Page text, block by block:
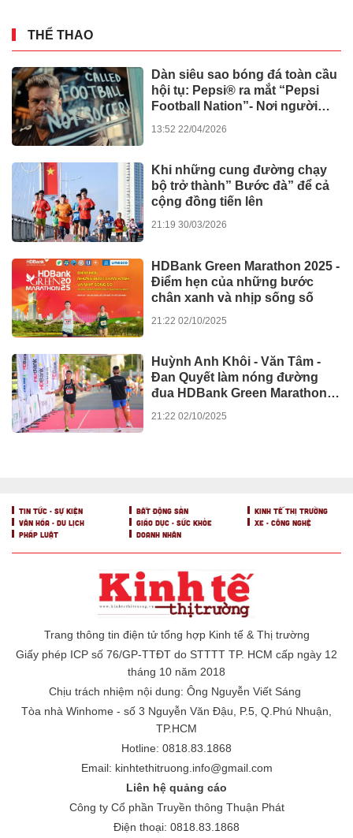
khớp, vì sao cần điều trị tâm
thần kinh?
14:37 09/12/2025
Vantive công bố các nghiên
14:59 30/10/2025
XE - CÔNG NGHỆ
Kawasaki W230 chính thức ra
mắt với mức giá 124,9 triệu
đồng
Kawasaki Motors Việt Nam
chính thức giới thiệu Ninja ZX-
6R ABS 2025
Nam
18:35 06/08/2025
Giảm chi phí kinh doanh nhờ
hệ sinh thái đa dịch vụ của
BEST
PHÁP LUẬT
Rà soát toàn diện công tác vận
hành nhà chung cư về PCCC
14:17 15/07/2025
Cửa hàng "né" thuế, không